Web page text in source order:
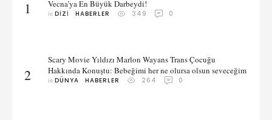
1
Vecna’ya En Büyük Darbeydi!
in DIZI HABERLER 349 0
2
Scary Movie Yıldızı Marlon Wayans Trans Çocuğu
Hakkında Konuştu: Bebeğimi her ne olursa olsun seveceğim
in DÜNYA HABERLER 264 0